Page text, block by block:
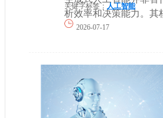
析效率和决策能力。其
关键字标签：人工智能
2026-07-17